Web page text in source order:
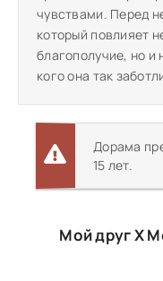
чувствами. Перед
который повлияет
благополучие, но и
кого она так
Дорама
15 лет.
Мой друг Х